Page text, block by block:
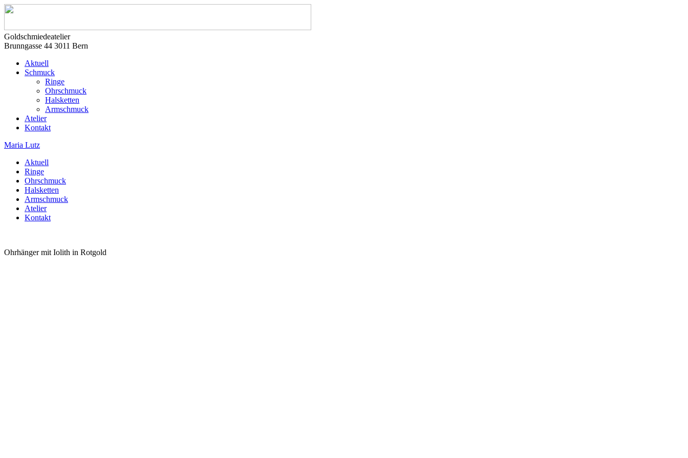
Goldschmiedeatelier
Brunngasse 44 3011 Bern
Aktuell
Schmuck
Ringe
Ohrschmuck
Halsketten
Armschmuck
Atelier
Kontakt
Maria Lutz
Aktuell
Ringe
Ohrschmuck
Halsketten
Armschmuck
Atelier
Kontakt
Ohrhänger mit Iolith in Rotgold